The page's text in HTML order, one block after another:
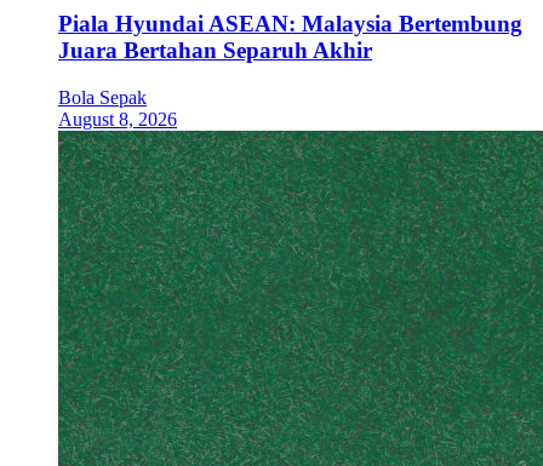
Piala Hyundai ASEAN: Malaysia Bertembung
Juara Bertahan Separuh Akhir
Bola Sepak
August 8, 2026